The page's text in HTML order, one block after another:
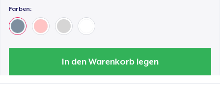
Farben:
In den Warenkorb legen